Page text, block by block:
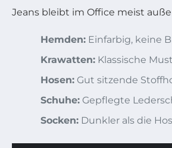
Jeans bleibt im Office meist
Hemden: Einfarbig, keine
Krawatten: Klassische
Hosen: Gut sitzende
Schuhe: Gepflegte
Socken: Dunkler als die